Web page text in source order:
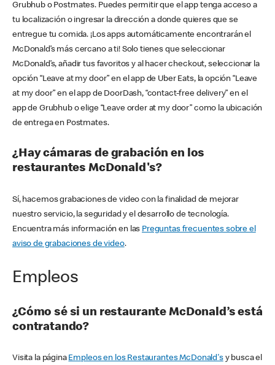
Grubhub o Postmates. Puedes permitir que el app tenga acceso a
tu localización o ingresar la dirección a donde quieres que se
entregue tu comida. ¡Los apps automáticamente encontrarán el
McDonald’s más cercano a ti! Solo tienes que seleccionar
McDonald’s, añadir tus favoritos y al hacer checkout, seleccionar la
opción “Leave at my door” en el app de Uber Eats, la opción “Leave
at my door” en el app de DoorDash, “contact-free delivery” en el
app de Grubhub o elige “Leave order at my door” como la ubicación
de entrega en Postmates.
¿Hay cámaras de grabación en los
restaurantes McDonald's?
Sí, hacemos grabaciones de video con la finalidad de mejorar
nuestro servicio, la seguridad y el desarrollo de tecnología.
Encuentra más información en las Preguntas frecuentes sobre el
aviso de grabaciones de video.
Empleos
¿Cómo sé si un restaurante McDonald’s está
contratando?
Visita la página Empleos en los Restaurantes McDonald'sy busca el